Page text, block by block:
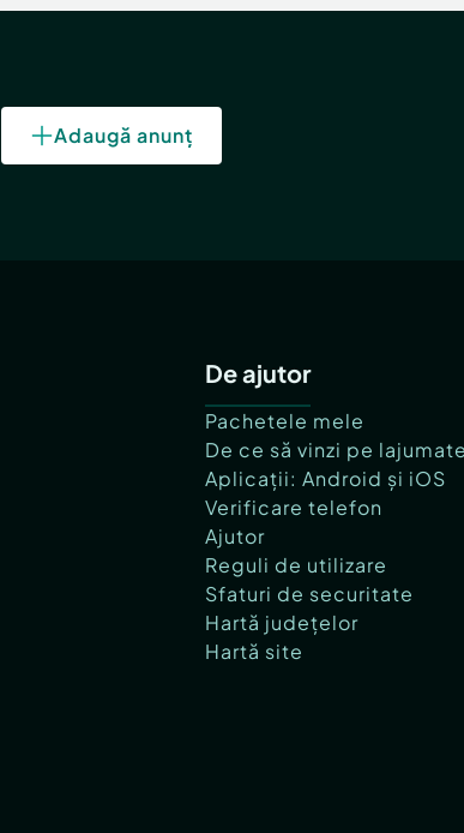
Adaugă anunț
De ajutor
Pachetele mele
De ce să vinzi pe
Aplicații: Android și iOS
Verificare telefon
Ajutor
Reguli de utilizare
Sfaturi de securitate
Hartă județelor
Hartă site